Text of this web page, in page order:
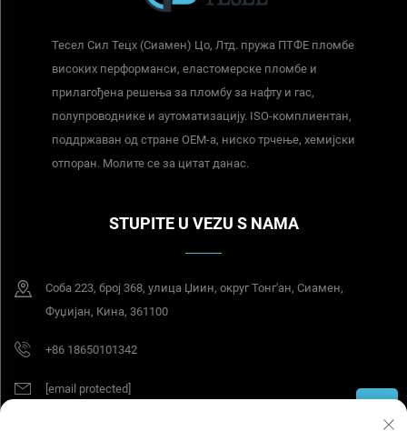
Тесел Сил Тецх (Сиамен) Цо, Лтд. пружа ПТФЕ пломбе
високих перформанси, еластомерске пломбе и
прилагођена решења за пломбу за нафту и гас,
полупроводнике и аутоматизацију. ISO-комплиентан,
поддржаван од стране ОЕМ-а, ниско трчење, хемијски
отпоран. Молите се за цитат данас.
STUPITE U VEZU S NAMA
Соба 223, број 368, улица Џиин, округ Тонг'ан, Сиамен,
Фуџијан, Кина, 361100
+86 18650101342
[email protected]